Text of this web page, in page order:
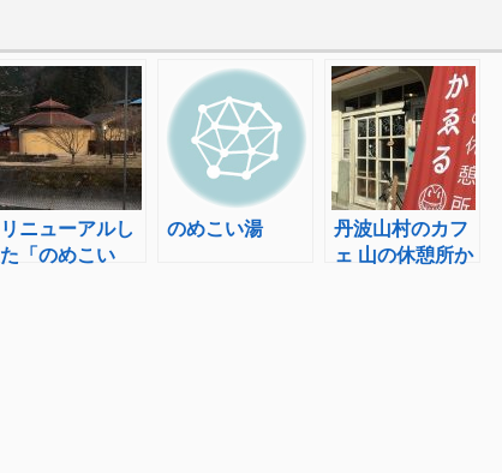
リニューアルし
た「のめこい
のめこい湯
丹波山村のカフ
ェ 山の休憩所か